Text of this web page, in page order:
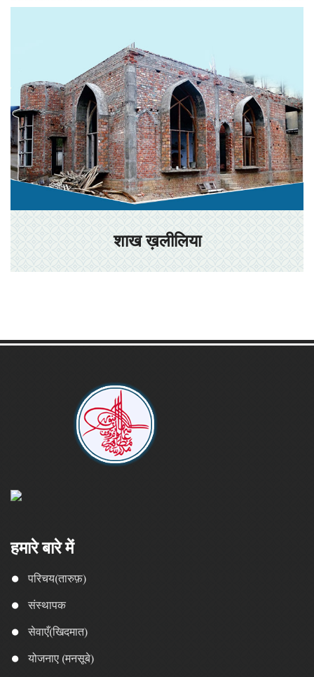
शाख ख़लीलिया
हमारे बारे में
परिचय(तारुफ़)
संस्थापक
सेवाएँ(खिदमात)
योजनाए (मनसूबे)